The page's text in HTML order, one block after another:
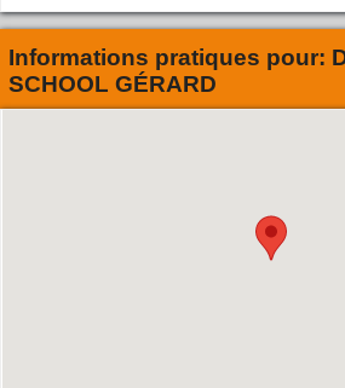
Informations pratiques pour:
SCHOOL GÉRARD